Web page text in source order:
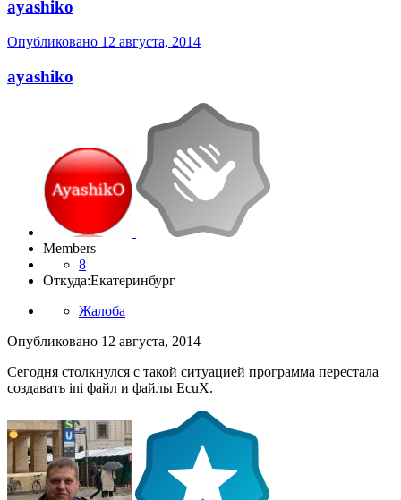
ayashiko
Опубликовано 12 августа, 2014
ayashiko
Members
8
Откуда:Екатеринбург
Жалоба
Опубликовано 12 августа, 2014
Сегодня столкнулся с такой ситуацией программа перестала
создавать ini файл и файлы EcuX.